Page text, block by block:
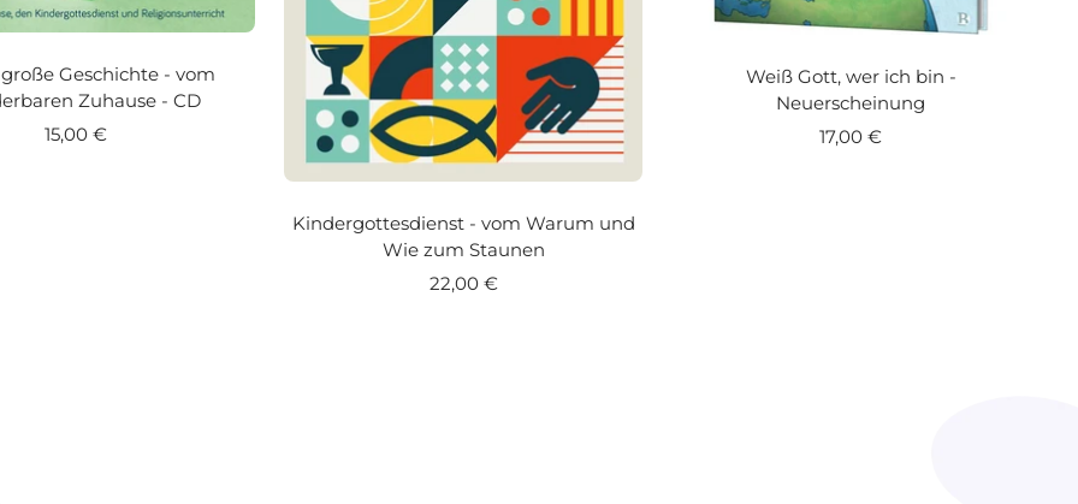
Geschichte - vom
Zuhause - CD
Angebotspreis
15,00 €
Kindergottesdienst - vom Warum und
Wie zum Staunen
Angebotspreis
22,00 €
Weiß Gott, wer ich bin -
Neuerscheinung
Angebotspreis
17,00 €